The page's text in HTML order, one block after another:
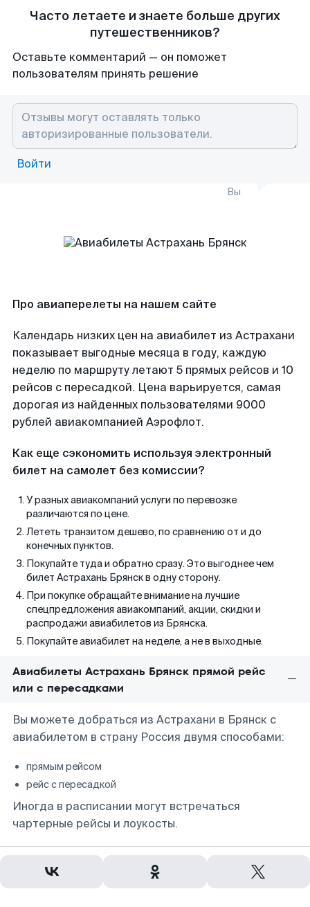
Часто летаете и знаете больше других
путешественников?
Оставьте комментарий — он поможет
пользователям принять решение
Войти
Вы
Про авиаперелеты на нашем сайте
Календарь низких цен на авиабилет из Астрахани
показывает выгодные месяца в году, каждую
неделю по маршруту летают 5 прямых рейсов и 10
рейсов с пересадкой. Цена варьируется, самая
дорогая из найденных пользователями 9000
рублей авиакомпанией Аэрофлот.
Как еще сэкономить используя электронный
билет на самолет без комиссии?
У разных авиакомпаний услуги по перевозке
различаются по цене.
Лететь транзитом дешево, по сравнению от и до
конечных пунктов.
Покупайте туда и обратно сразу. Это выгоднее чем
билет Астрахань Брянск в одну сторону.
При покупке обращайте внимание на лучшие
спецпредложения авиакомпаний, акции, скидки и
распродажи авиабилетов из Брянска.
Покупайте авиабилет на неделе, а не в выходные.
Авиабилеты Астрахань Брянск прямой рейс
или с пересадками
Вы можете добраться из Астрахани в Брянск с
авиабилетом в страну Россия двумя способами:
прямым рейсом
рейс с пересадкой
Иногда в расписании могут встречаться
чартерные рейсы и лоукосты.